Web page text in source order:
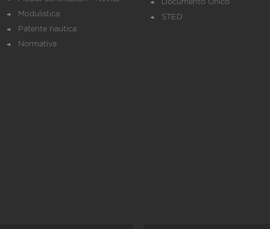
Modulistica
Patente nautica
Normativa
Documento Unico
STED